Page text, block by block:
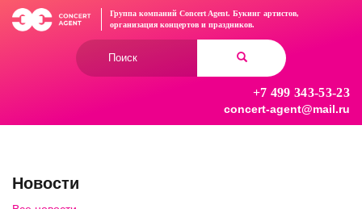
Перейти
Группа компаний Concert Agent. Букинг артистов,
организация концертов и праздников.
+7 499 343-53-23
concert-agent@mail.ru
Новости